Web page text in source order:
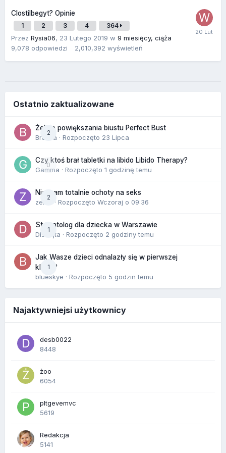
Clostilbegyt? Opinie
1 2 3 4 364
Przez Rysia06, 23 Lutego 2019 w 9 miesięcy, ciąża
9,078 odpowiedzi 2,010,392 wyświetleń
Ostatnio zaktualizowane
2
Żel do powiększania biustu Perfect Bust
Bravva · Rozpoczęto 23 Lipca
0
Czy ktoś brał tabletki na libido Libido Therapy?
Gamma · Rozpoczęto 1 godzinę temu
2
Nie mam totalnie ochoty na seks
zenla
· Rozpoczęto Wczoraj o 09:36
1
Stomatolog dla dziecka w Warszawie
Disnejta · Rozpoczęto 2 godziny temu
1
Jak Wasze dzieci odnalazły się w pierwszej
klasie?
blueskye · Rozpoczęto 5 godzin temu
Najaktywniejsi użytkownicy
desb0022
8448
żoo
6054
pltgevemvc
5619
Redakcja
5141